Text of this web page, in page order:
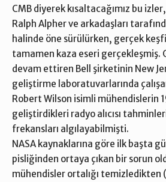
CMB diyerek kısaltacağımız bu
Ralph Alpher ve arkadaşları
halinde öne sürülürken, gerçek keşfi
tamamen kaza eseri gerçekleşmiş.
devam ettiren Bell şirketinin New
geliştirme laboratuvarlarında
Robert Wilson isimli mühendislerin
geliştirdikleri radyo alıcısı
frekansları algılayabilmişti.
NASA kaynaklarına göre ilk başta
pisliğinden ortaya çıkan bir sorun
mühendisler ortalığı temizledikten